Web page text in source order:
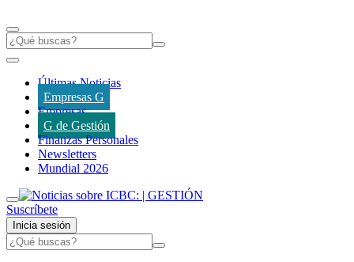
Últimas Noticias
Empresas G
Empresas
G de Gestión
Finanzas Personales
Newsletters
Mundial 2026
Suscríbete
Inicia sesión